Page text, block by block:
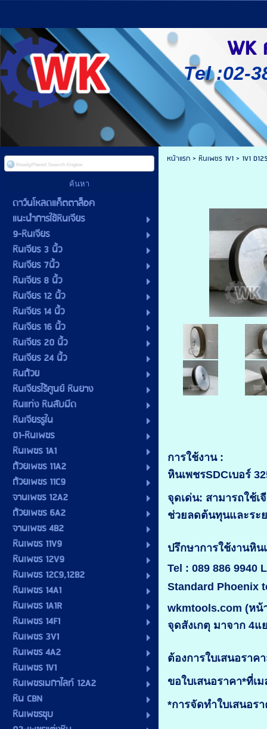
WK
Tel :02-
ดาว์นโหลดแค็ตตาล็อค
แนะนำการใช้หินเจียร
9-หินเจียร
หินเจียร 3 นิ้ว
หินเจียร 7นิ้ว
หินเจียร 8 นิ้ว
หินเจียร 12 นิ้ว
หินเจียร 14 นิ้ว
หินเจียร 16 นิ้ว
หินเจียร 20 นิ้ว
หินเจียร 24 นิ้ว
หินถ้วย
หินเจียรไร้ศูนย์ หินยาง
หินแท่ง หินลับมีด
หินเจียรรูใน
01-หินเพชร
หินเพชร 1A1
ถ้วยเพชร 11A2
ถ้วยเพชร 11C9
จานเพชร 12A2
ถ้วยเพชร 6A2
จานเพชร 4B2
หินเพชร 11V9
หินเพชร 12V9
หินเพชร 12C9,12B2
หินเพชร 14A1
หินเพชร 1A1R
หินเพชร 14F1
หินเพชร 3V1
หินเพชร 4A2
หินเพชร 1V1
หินเพชรเมกาไลท์ 12A2
หิน CBN
หินเพชรชุบ
หน้าแรก> หินเพชร 1V1> 1V1
การใช้งาน :
หินเพชรSDCเบอร์
จุดเด่น: สามารถใช้เ
ช่วยลดต้นทุนและระ
ปรึกษาการใช้งานหิน
Tel : 089 886 9940
Standard Phoenix
wkmtools.com (หน้
จุดสังเกตุ มาจาก 4
ต้องการใบเสนอราค
ขอใบเสนอราคา*ที่เ
*การจัดทำใบเสนอร